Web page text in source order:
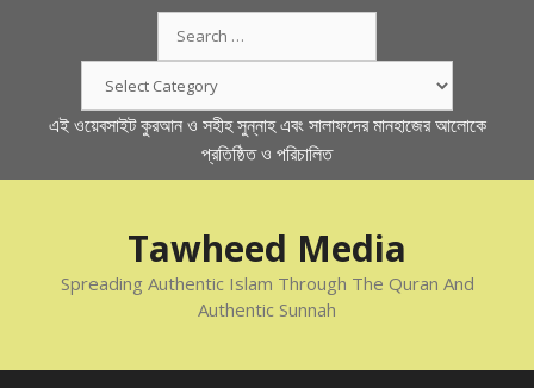
for:
এই ওয়েবসাইট কুরআন ও সহীহ সুন্নাহ এবং সালাফদের মানহাজের আলোকে
প্রতিষ্ঠিত ও পরিচালিত
Tawheed Media
Spreading Authentic Islam Through The Quran And
Authentic Sunnah